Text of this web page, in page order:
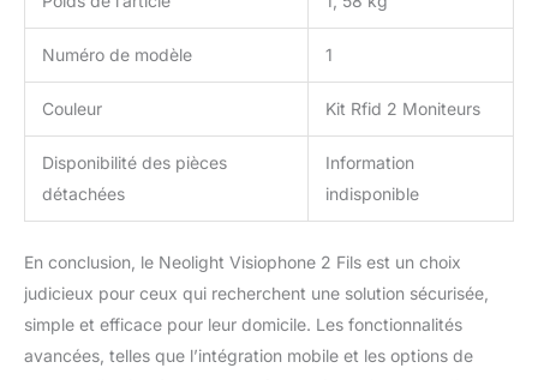
existant. Aucune
alimentation électrique
supplémentaire n'est
nécessaire pour
connecter la serrure. ✔
FONCTIONNALITÉS ET
SÉCURITÉ AVANCÉES -
Des fonctionnalités telles
l'affichage des archives
et la prise en charge de
supplémentaires, la
personnalisation des
Numéro de modèle 1
Couleur Kit Rfid 2 Moniteurs
Disponibilité des pièces
détachées
Information
indisponible
En conclusion, le Neolight Visiophone 2 Fils est un choix
judicieux pour ceux qui recherchent une solution sécurisée,
simple et efficace pour leur domicile. Les fonctionnalités
avancées, telles que l’intégration mobile et les options de